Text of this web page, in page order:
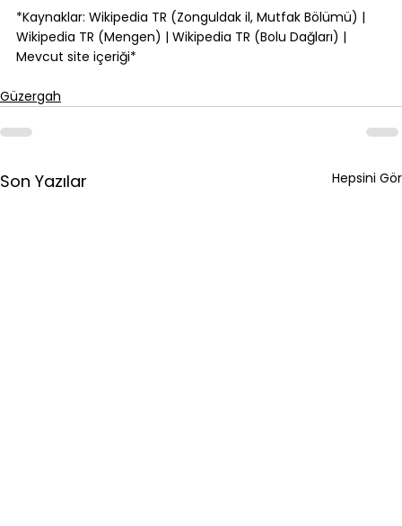
*Kaynaklar: Wikipedia TR (Zonguldak il, Mutfak Bölümü) |
Wikipedia TR (Mengen) | Wikipedia TR (Bolu Dağları) |
Mevcut site içeriği*
Güzergah
Son Yazılar Hepsini Gör